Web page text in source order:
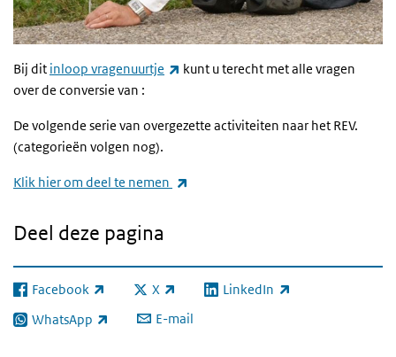
Bij dit inloop vragenuurtje (externe link)
kunt u terecht met alle vragen
over de conversie van :
De volgende serie van overgezette activiteiten naar het REV.
(categorieën volgen nog).
Klik hier om deel te nemen
Deel deze pagina
Facebook
(externe link) X
(externe link) LinkedIn
(externe link)
WhatsApp
(externe link) E-mail